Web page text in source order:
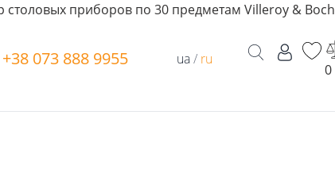
столовых приборов по 30 предметам Villeroy & Boch
+38 073 888 9955 ua/ ru
0